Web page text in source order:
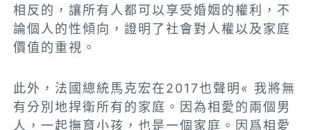
相反的，讓所有人都可以享受婚姻的權利，不
論個人的性傾向，證明了社會對人權以及家庭
價值的重視。
此外，法國總統馬克宏在2017也聲明« 我將無
有分別地捍衛所有的家庭。因為相愛的兩個男
人，一起撫育小孩，也是一個家庭。因爲相愛